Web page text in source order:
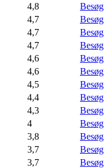
4,8
Besøg
4,7
Besøg
4,7
Besøg
4,7
Besøg
4,6
Besøg
4,6
Besøg
4,5
Besøg
4,4
Besøg
4,3
Besøg
4
Besøg
3,8
Besøg
3,7
Besøg
3,7
Besøg